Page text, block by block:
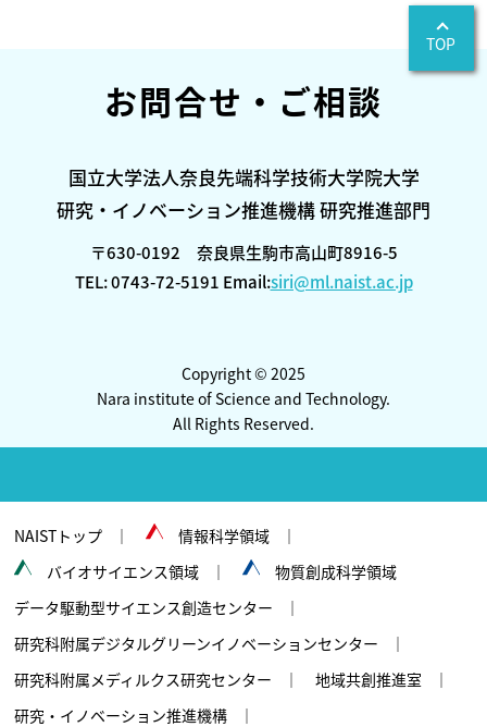
お問合せ・ご相談
国立大学法人奈良先端科学技術大学院大学
研究・イノベーション推進機構 研究推進部門
〒630-0192 奈良県生駒市高山町8916-5
TEL: 0743-72-5191 Email:siri@ml.naist.ac.jp
Copyright © 2025
Nara institute of Science and Technology.
All Rights Reserved.
NAISTトップ
情報科学領域
バイオサイエンス領域
物質創成科学領域
データ駆動型サイエンス創造センター
研究科附属デジタルグリーンイノベーションセンター
研究科附属メディルクス研究センター
地域共創推進室
研究・イノベーション推進機構
TOP